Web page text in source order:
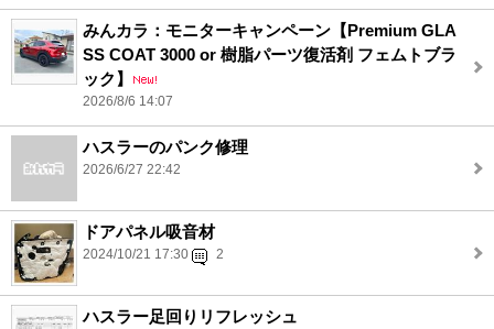
みんカラ：モニターキャンペーン【Premium GLA
SS COAT 3000 or 樹脂パーツ復活剤 フェムトブラ
ック】
2026/8/6 14:07
ハスラーのパンク修理
2026/6/27 22:42
ドアパネル吸音材
2024/10/21 17:30 2
ハスラー足回りリフレッシュ